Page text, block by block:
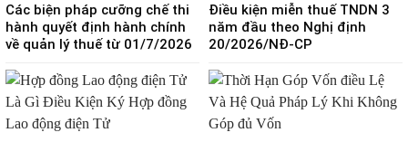
Các biện pháp cưỡng chế thi
hành quyết định hành chính
về quản lý thuế từ 01/7/2026
Điều kiện miễn thuế TNDN 3
năm đầu theo Nghị định
20/2026/NĐ-CP